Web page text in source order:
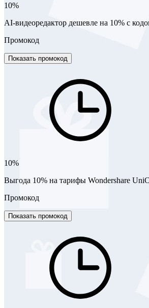
10%
AI-видеоредактор дешевле на 10% с
Промокод
Показать промокод
10%
Выгода 10% на тарифы Wondershare
Промокод
Показать промокод